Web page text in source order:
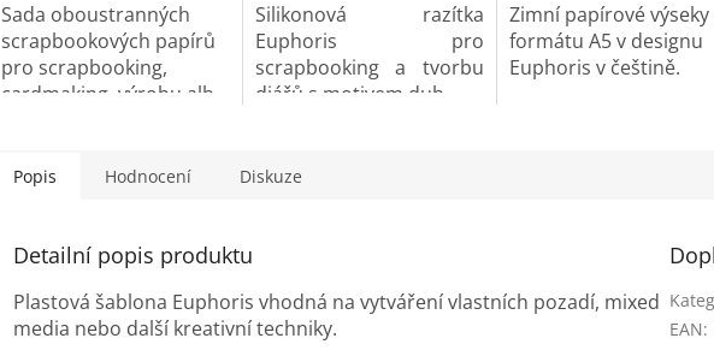
Sada oboustranných
scrapbookových papírů
pro scrapbooking,
cardmaking, výrobu alb
Silikonová razítka
Euphoris pro
scrapbooking a tvorbu
diářů s motivem duh.
Zimní papírové výseky
formátu A5 v designu
Euphoris v češtině.
Popis Hodnocení Diskuze
Detailní popis produktu
Plastová šablona Euphoris vhodná na vytváření vlastních pozadí, mixed
media nebo další kreativní techniky.
EAN: